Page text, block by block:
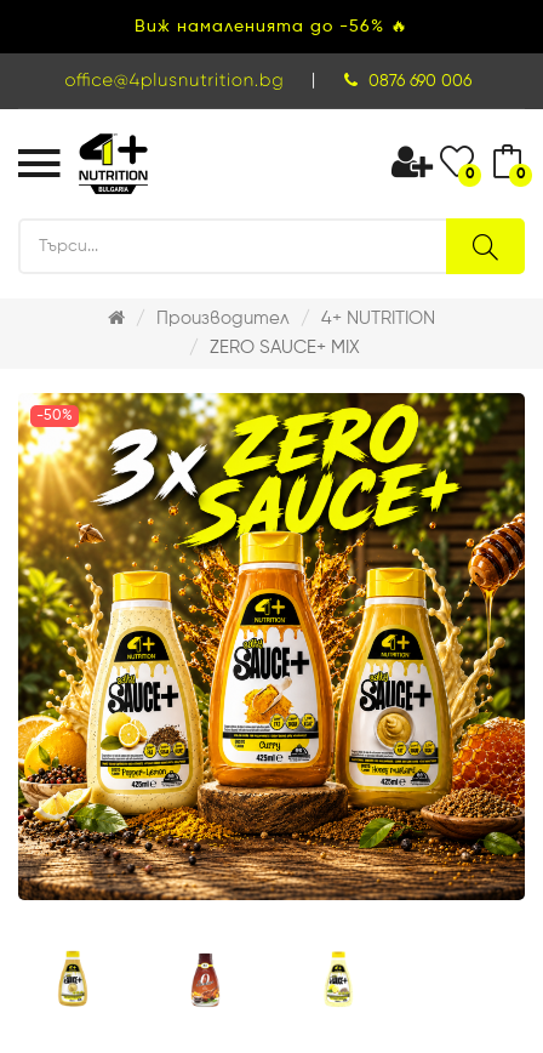
Виж намаленията до -56% 🔥
0876 690 006
0 0
Производител
4+ NUTRITION
ZERO SAUCE+ MIX
-50%